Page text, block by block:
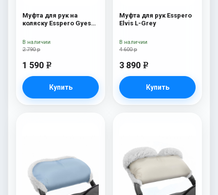
Муфта для рук на
коляску Esspero Gуеs
2 790 р
1 590 e
Купить
В наличии
Муфта для рук Esspero
Elvis L-Grey
4 600 р
3 890 e
Купить
В наличии